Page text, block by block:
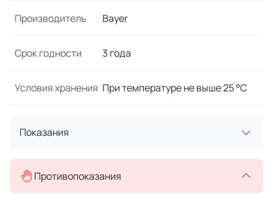
Производитель Bayer
Срок годности 3 года
Условия хранения При температуре не выше 25 °C
Показания
Противопоказания